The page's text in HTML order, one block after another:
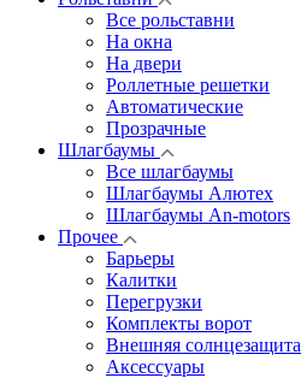
Все рольставни
На окна
На двери
Роллетные решетки
Автоматические
Прозрачные
Шлагбаумы
Все шлагбаумы
Шлагбаумы Алютех
Шлагбаумы An-motors
Прочее
Барьеры
Калитки
Перегрузки
Комплекты ворот
Внешняя солнцезащита
Аксессуары